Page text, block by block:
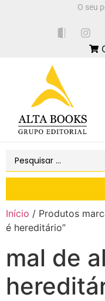
O seu
Início / Produtos
é hereditário”
mal de